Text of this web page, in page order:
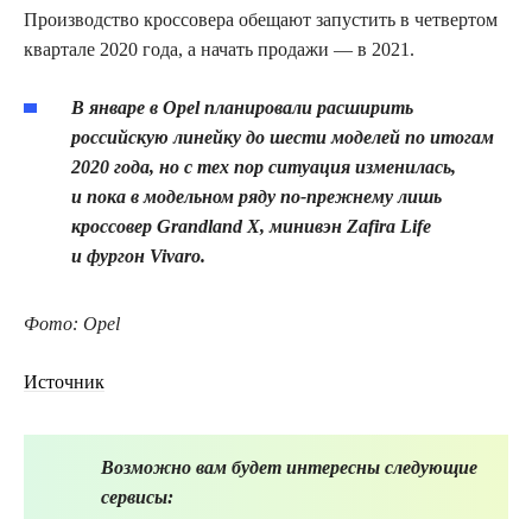
Производство кроссовера обещают запустить в четвертом
квартале 2020 года, а начать продажи — в 2021.
В январе в Opel планировали расширить
российскую линейку до шести моделей по итогам
2020 года, но с тех пор ситуация изменилась,
и пока в модельном ряду по-прежнему лишь
кроссовер Grandland X, минивэн Zafira Life
и фургон Vivaro.
Фото: Opel
Источник
Возможно вам будет интересны следующие
сервисы: